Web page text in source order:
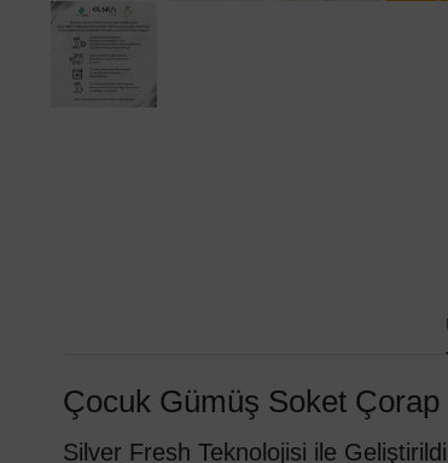
Çocuk Gümüş Soket Çorap
Silver Fresh Teknolojisi ile Geliştirildi